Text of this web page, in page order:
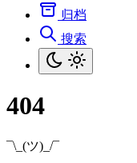
归档
搜索
404
¯\_(ツ)_/¯